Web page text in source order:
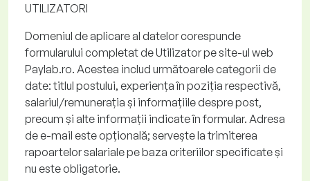
UTILIZATORI
Domeniul de aplicare al datelorcorespunde
formularului completat de Utilizator pe site-ul web
Paylab.ro. Acestea includ următoarele categorii de
date: titlul postului, experiența în poziția respectivă,
salariul/remunerația și informațiile despre post,
precum și alte informații indicate în formular. Adresa
de e-mail este opțională; servește la trimiterea
rapoartelor salariale pe baza criteriilor specificate și
nu este obligatorie.